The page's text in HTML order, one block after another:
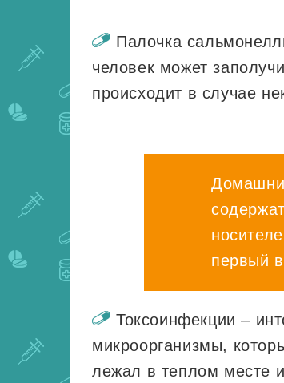
Палочка
человек может
происходит в случае
первый
Токсоинфекции –
микроорганизмы,
лежал в теплом месте